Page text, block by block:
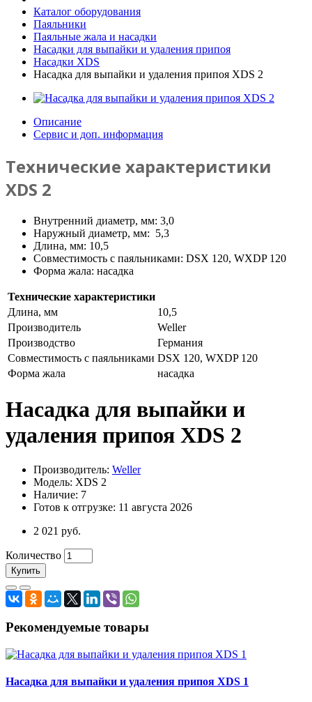
Каталог оборудования
Паяльники
Паяльные жала и насадки
Насадки для выпайки и удаления припоя
Насадки XDS
Насадка для выпайки и удаления припоя XDS 2
Описание
Сервис и доп. информация
Технические характеристики
XDS 2
Внутренний диаметр, мм: 3,0
Наружный диаметр, мм: 5,3
Длина, мм: 10,5
Совместимость с паяльниками: DSX 120, WXDP 120
Форма жала: насадка
Технические характеристики
Длина, мм
10,5
Производитель
Weller
Производство
Германия
Совместимость с паяльниками DSX 120, WXDP 120
Форма жала
насадка
Насадка для выпайки и
удаления припоя XDS 2
Производитель: Weller
Модель: XDS 2
Наличие: 7
Готов к отгрузке: 11 августа 2026
2 021 руб.
Количество
Купить
Рекомендуемые товары
Насадка для выпайки и удаления припоя XDS 1